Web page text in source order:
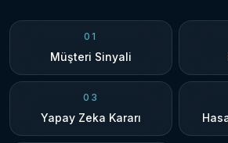
01
Müşteri Sinyali
03
Yapay Zeka Kararı